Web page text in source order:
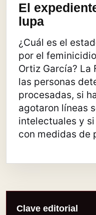
El
lupa
¿Cuál es el
por el
Ortiz García? La
las personas
procesadas, si
agotaron líneas
intelectuales y
con medidas de
Clave editorial